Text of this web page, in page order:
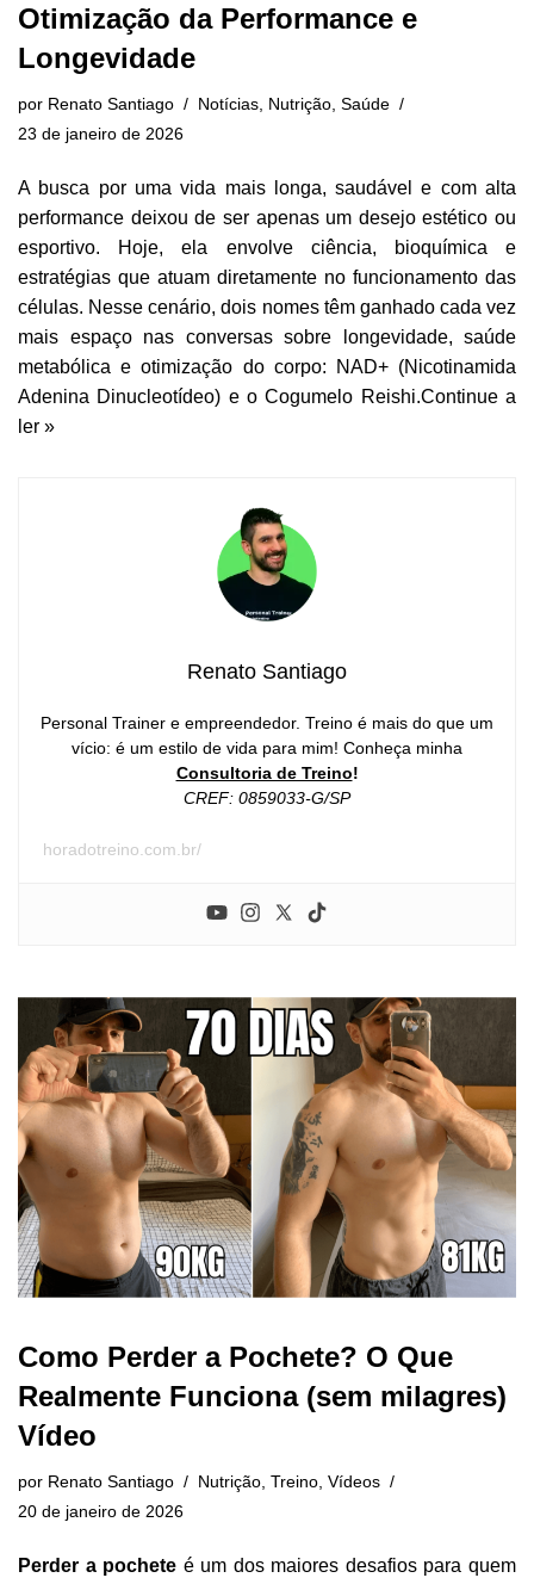
Otimização da Performance e
Longevidade
por Renato Santiago Notícias Nutrição Saúde
23 de janeiro de 2026
A busca por uma vida mais longa, saudável e com alta
performance deixou de ser apenas um desejo estético ou
esportivo. Hoje, ela envolve ciência, bioquímica e
estratégias que atuam diretamente no funcionamento das
células. Nesse cenário, dois nomes têm ganhado cada vez
mais espaço nas conversas sobre longevidade, saúde
metabólica e otimização do corpo: NAD+ (Nicotinamida
Adenina Dinucleotídeo) e o Cogumelo Reishi.Continue a
ler »
Renato Santiago
Personal Trainer e empreendedor. Treino é mais do que um
vício: é um estilo de vida para mim! Conheça minha
Consultoria de Treino!
CREF: 0859033-G/SP
horadotreino.com.br/
Como Perder a Pochete? O Que
Realmente Funciona (sem milagres)
Vídeo
por Renato Santiago Nutrição, Treino, Vídeos
20 de janeiro de 2026
Perder a pochete é um dos maiores desafios para quem